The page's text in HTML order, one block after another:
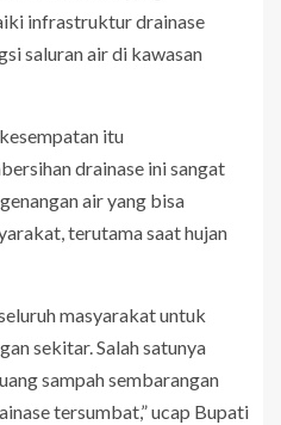
infrastruktur drainase
saluran air di kawasan
itu
drainase ini sangat
air yang bisa
terutama saat hujan
masyarakat untuk
sekitar. Salah satunya
sampah sembarangan
tersumbat,” ucap Bupati